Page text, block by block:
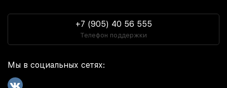
+7 (905) 40 56 555
Телефон поддержки
Мы в социальных сетях: